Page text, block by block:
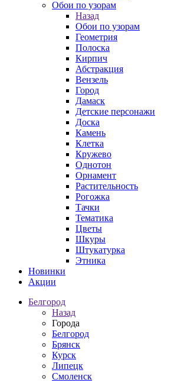
Обои по узорам
Назад
Обои по узорам
Геометрия
Полоска
Кирпич
Абстракция
Вензель
Город
Дамаск
Детские персонажи
Доска
Камень
Клетка
Кружево
Однотон
Орнамент
Растительность
Рогожка
Тачки
Тематика
Цветы
Шкуры
Штукатурка
Этника
Новинки
Акции
Белгород
Назад
Города
Белгород
Брянск
Курск
Липецк
Смоленск